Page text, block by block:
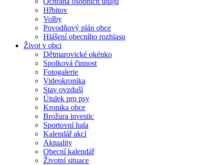
Hřbitov
Volby
Povodňový plán obce
Hlášení obecního rozhlasu
Život v obci
Dětmarovické okénko
Spolková činnost
Fotogalerie
Videokronika
Stav ovzduší
Útulek pro psy
Kronika obce
Brožura investic
Sportovní hala
Kalendář akcí
Aktuality
Obecní kalendář
Životní situace